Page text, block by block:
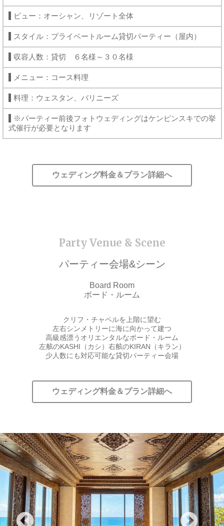
ビュー：オーシャン、リゾート全体
スタイル：プライベートルーム貸切パーティー（屋内）
収容人数：貸切 ６名様～３０名様
メニュー：コース料理
料理：ウェスタン、バリニーズ
※パーティー前後フォトウェディングはケンピンスキでの挙
式催行が必要となります
ウェディング料金＆プラン詳細へ
パーティー会場&シーン
Board Room
ボード・ルーム
クリフ・チャペルを上階に望む
左右シンメトリーに海に向かって建つ
高級感漂うオリエンタルなボード・ルーム
左舷のKASHI（カシ）右舷のKIRAN（キラン）
少人数にも対応可能な貸切パーティー会場
ウェディング料金＆プラン詳細へ